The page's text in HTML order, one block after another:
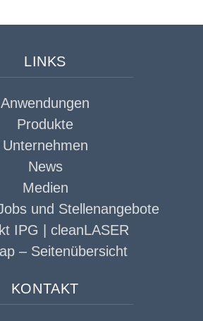
LINKS
Anwendungen
Produkte
Unternehmen
News
Medien
und Stellenangebote
IPG | cleanLASER
– Seitenübersicht
KONTAKT